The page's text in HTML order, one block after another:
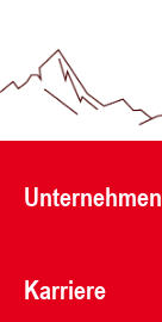
Unternehmen
Karriere